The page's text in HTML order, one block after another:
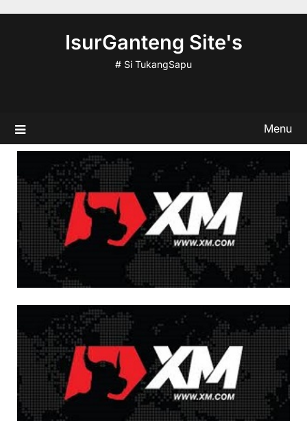
IsurGanteng Site's
# Si TukangSapu
Menu